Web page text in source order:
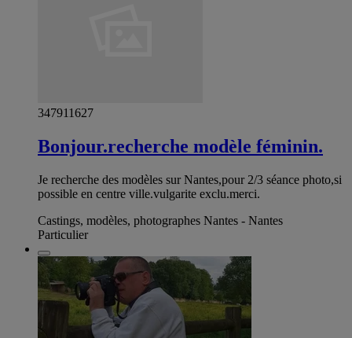
347911627
Bonjour.recherche modèle féminin.
Je recherche des modèles sur Nantes,pour 2/3 séance photo,si
possible en centre ville.vulgarite exclu.merci.
Castings, modèles, photographes Nantes - Nantes
Particulier